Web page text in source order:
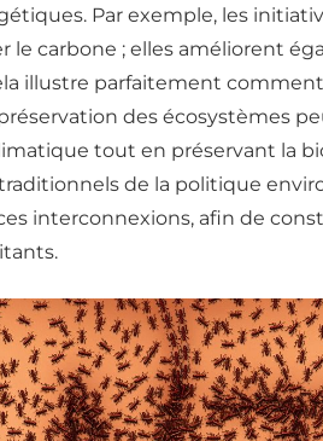
Par exemple, les
carbone ; elles améliorent
illustre parfaitement
des écosystèmes
tout en préservant la
de la politique
interconnexions, afin de